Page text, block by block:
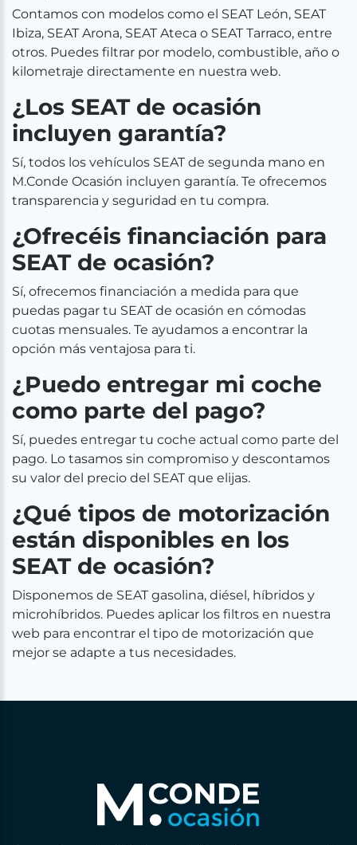
Contamos con modelos como el SEAT León, SEAT
Ibiza, SEAT Arona, SEAT Ateca o SEAT Tarraco, entre
otros. Puedes filtrar por modelo, combustible, año o
kilometraje directamente en nuestra web.
¿Los SEAT de ocasión
incluyen garantía?
Sí, todos los vehículos SEAT de segunda mano en
M.Conde Ocasión incluyen garantía. Te ofrecemos
transparencia y seguridad en tu compra.
¿Ofrecéis financiación para
SEAT de ocasión?
Sí, ofrecemos financiación a medida para que
puedas pagar tu SEAT de ocasión en cómodas
cuotas mensuales. Te ayudamos a encontrar la
opción más ventajosa para ti.
¿Puedo entregar mi coche
como parte del pago?
Sí, puedes entregar tu coche actual como parte del
pago. Lo tasamos sin compromiso y descontamos
su valor del precio del SEAT que elijas.
¿Qué tipos de motorización
están disponibles en los
SEAT de ocasión?
Disponemos de SEAT gasolina, diésel, híbridos y
microhíbridos. Puedes aplicar los filtros en nuestra
web para encontrar el tipo de motorización que
mejor se adapte a tus necesidades.